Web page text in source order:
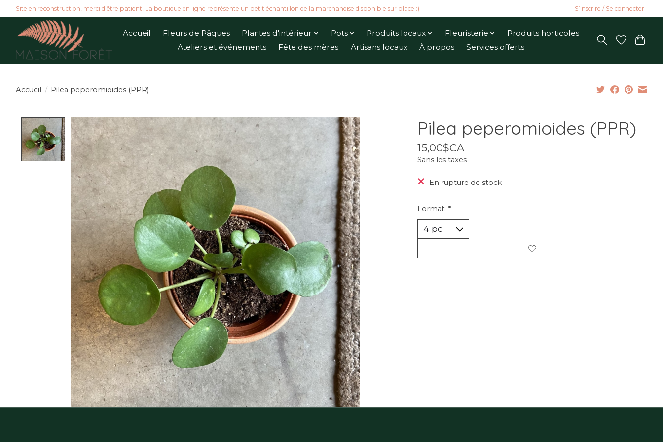
Site en reconstruction, merci d'être patient! La boutique en ligne représente un petit échantillon de la marchandise disponible sur place :) S’inscrire / Se connecter
Accueil Fleurs de Pâques Plantes d'intérieur Pots Produits locaux Fleuristerie
Produits horticoles
Ateliers et événements
Fête des mères Artisans locaux À propos Services offerts
Accueil / Pilea peperomioides (PPR)
Product image slideshow Items Pilea peperomioides (PPR)
15,00$CA
Sans les taxes
En rupture de stock
Format: *